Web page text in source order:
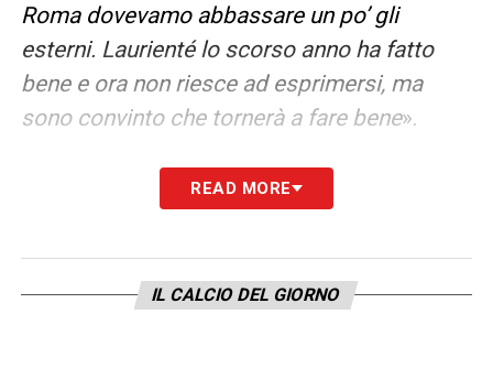
Roma dovevamo abbassare un po’ gli
esterni. Laurienté lo scorso anno ha fatto
bene e ora non riesce ad esprimersi, ma
sono convinto che tornerà a fare bene».
CALATI NELLA RIPRESA– «Abbiamo
sbagliato tanti controlli. I difensori oggi
dietro al risultato. Hanno fatto correre
indietro Lukaku. Con il centrocampo non
READ MORE
IL CALCIO DEL GIORNO